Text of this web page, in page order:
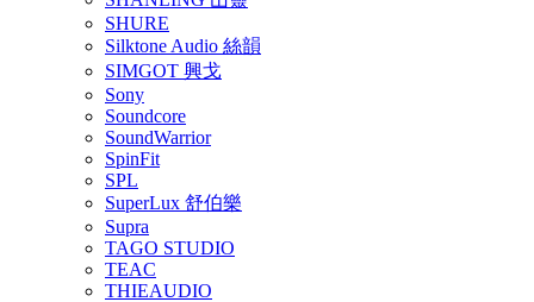
SHURE
Silktone Audio 絲韻
SIMGOT 興戈
Sony
Soundcore
SoundWarrior
SpinFit
SPL
SuperLux 舒伯樂
Supra
TAGO STUDIO
TEAC
THIEAUDIO